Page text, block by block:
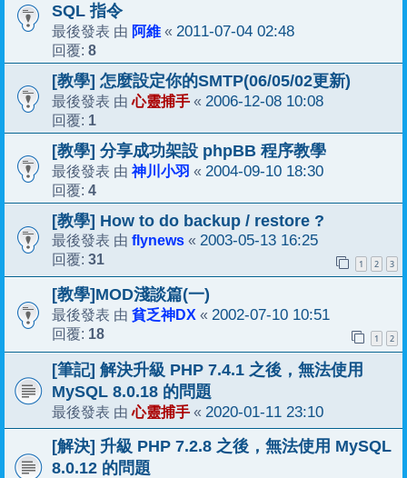
SQL 指令
最後發表 由 阿維 « 2011-07-04 02:48
回覆: 8
[教學] 怎麼設定你的SMTP(06/05/02更新)
最後發表 由心靈捕手 « 2006-12-08 10:08
回覆: 1
[教學] 分享成功架設 phpBB 程序教學
最後發表 由 神川小羽 « 2004-09-10 18:30
回覆: 4
[教學] How to do backup / restore ?
最後發表 由 flynews « 2003-05-13 16:25
回覆: 31 1 2 3
[教學]MOD淺談篇(一)
最後發表 由 貧乏神DX « 2002-07-10 10:51
回覆: 18 1 2
[筆記] 解決升級 PHP 7.4.1 之後，無法使用
MySQL 8.0.18 的問題
最後發表 由心靈捕手 « 2020-01-11 23:10
[解決] 升級 PHP 7.2.8 之後，無法使用 MySQL
8.0.12 的問題